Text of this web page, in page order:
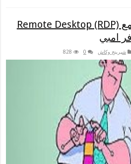
فشل تسريع الأجهزة مع Remote Desktop (RDP)
شيرينج وكاش 0
828